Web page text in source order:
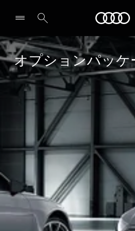
オプションパッケ